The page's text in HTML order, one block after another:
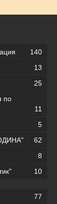
140
13
25
по
11
5
62
8
10
77